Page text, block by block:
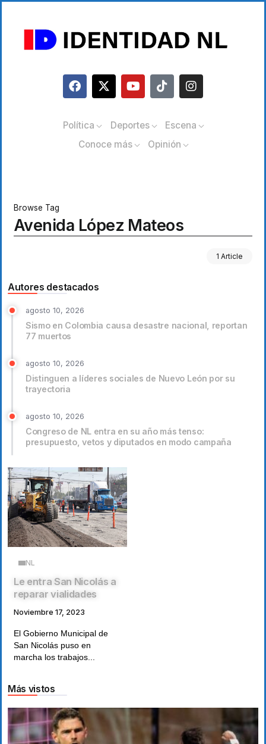
Política Deportes
Escena
Conoce más
Opinión
Browse Tag
Avenida López Mateos
1 Article
Autores destacados
agosto 10, 2026
Sismo en Colombia causa desastre nacional, reportan
77 muertos
agosto 10, 2026
Distinguen a líderes sociales de Nuevo León por su
trayectoria
agosto 10, 2026
Congreso de NL entra en su año más tenso:
presupuesto, vetos y diputados en modo campaña
NL
Le entra San Nicolás a
reparar vialidades
Noviembre 17, 2023
El Gobierno Municipal de
San Nicolás puso en
marcha los trabajos...
Más vistos